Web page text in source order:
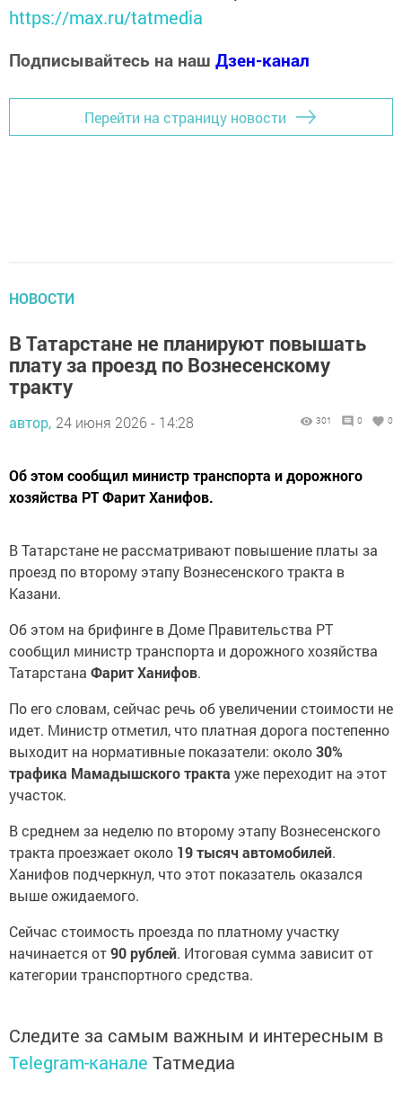
https://max.ru/tatmedia
Подписывайтесь на наш Дзен-канал
Перейти на страницу новости
НОВОСТИ
В Татарстане не планируют повышать
плату за проезд по Вознесенскому
тракту
автор, 24 июня 2026 - 14:28 301 0 0
Об этом сообщил министр транспорта и дорожного
хозяйства РТ Фарит Ханифов.
В Татарстане не рассматривают повышение платы за
проезд по второму этапу Вознесенского тракта в
Казани.
Об этом на брифинге в Доме Правительства РТ
сообщил министр транспорта и дорожного хозяйства
Татарстана Фарит Ханифов.
По его словам, сейчас речь об увеличении стоимости не
идет. Министр отметил, что платная дорога постепенно
выходит на нормативные показатели: около30%
трафика Мамадышского тракта уже переходит на этот
участок.
В среднем за неделю по второму этапу Вознесенского
тракта проезжает около 19 тысяч автомобилей.
Ханифов подчеркнул, что этот показатель оказался
выше ожидаемого.
Сейчас стоимость проезда по платному участку
начинается от90 рублей. Итоговая сумма зависит от
категории транспортного средства.
Следите за самым важным и интересным в
Telegram-канале Татмедиа